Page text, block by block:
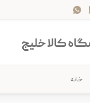
خانه
کالا خلیج